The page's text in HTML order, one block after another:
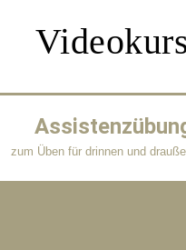
zum Üben für drinnen und